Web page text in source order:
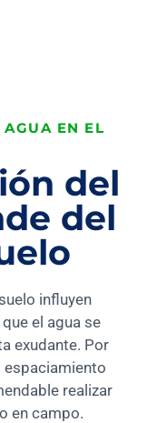
EN EL
del
del
influyen
el agua se
exudante. Por
espaciamiento
realizar
en campo.